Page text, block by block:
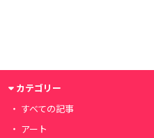
カテゴリー
すべての記事
アート